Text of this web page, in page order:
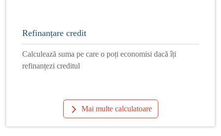
Refinanțare credit
Calculează suma pe care o poți economisi dacă îți
refinanțezi creditul
Mai multe calculatoare